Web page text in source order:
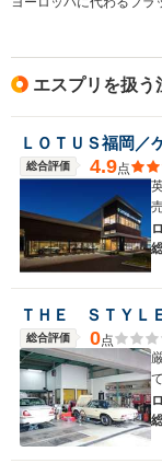
エスプリを扱う
総合評価 4.9点
ＴＨＥ ＳＴＹ
総合評価 0点